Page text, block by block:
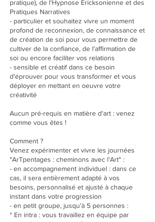
pratique), de l'Hypnose Ericksonienne et des
Pratiques Narratives
- particulier et souhaitez vivre un moment
profond de reconnexion, de connaissance et
de création de soi pour vous permettre de
cultiver de la confiance, de l'affirmation de
soi ou encore faciliter vos relations
- sensible et créatif dans ce besoin
d'éprouver pour vous transformer et vous
déployer en mettant en oeuvre votre
créativité
Aucun pré-requis en matière d'art : venez
comme vous êtes !
Comment ?
Venez expérimenter et vivre les journées
"ArTpentages : cheminons avec l'Art" :
- en accompagnement individuel : dans ce
cas, il sera entièrement adapté à vos
besoins, personnalisé et ajusté à chaque
instant dans votre progression
- en petit groupe, jusqu'à 5 personnes :
* En intra : vous travaillez en équipe par